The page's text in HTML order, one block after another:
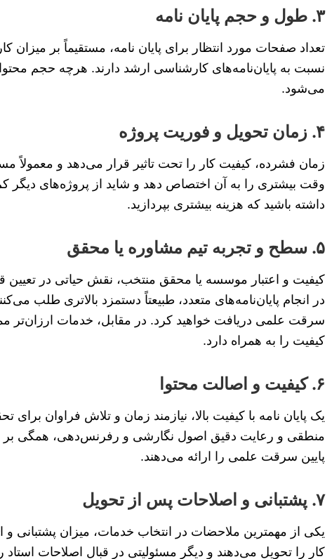
۳. طول و حجم پایان نامه
تعداد صفحات مورد انتظار برای پایان نامه، مستقیماً بر میزان
نسبت به پایان‌نامه‌های کارشناسی ارشد دارند. هرچه حجم
می‌شود.
۴. زمان تحویل و فوریت پروژه
وقت بیشتری را به آن اختصاص دهد و شاید از پروژه‌های دیگر کم
داشته باشید که هزینه بیشتری بپردازید.
۵. سطح و تجربه تیم مشاوره یا محقق
کیفیت و اعتبار موسسه یا محقق منتخب، نقش حیاتی در
در انجام پایان‌نامه‌های متعدد، طبیعتاً دستمزد بالاتری طلب
سرقت علمی دریافت خواهید کرد. در مقابل، خدمات ارزان‌تر
کیفیت را به همراه دارد.
۶. کیفیت و اصالت محتوا
یک پایان نامه با کیفیت بالا، نیازمند زمان و تلاش فراوان
منطقی و رعایت دقیق اصول نگارشی و رفرنس‌دهی، همگی بر
پایین سرقت علمی را ارائه می‌دهند.
۷. پشتبانی و اصلاحات پس از تحویل
یکی از مهمترین ملاحضات در انتخاب خدمات، میزان پشتبانی
کار را تحویل می‌دهند و دیگر مسئولیتی در قبال اصلاحات استاد